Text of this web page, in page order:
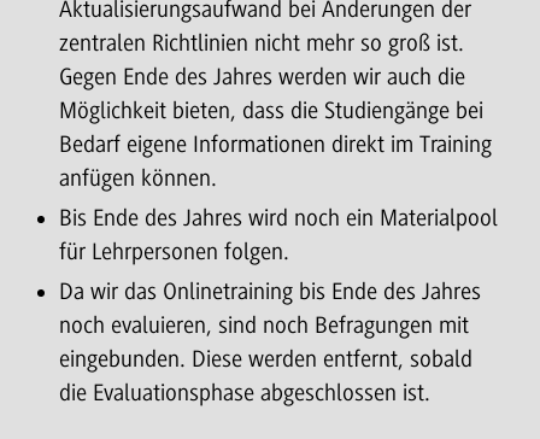
Aktualisierungsaufwand bei Änderungen der
zentralen Richtlinien nicht mehr so groß ist.
Gegen Ende des Jahres werden wir auch die
Möglichkeit bieten, dass die Studiengänge bei
Bedarf eigene Informationen direkt im Training
anfügen können.
Bis Ende des Jahres wird noch ein Materialpool
für Lehrpersonen folgen.
Da wir das Onlinetraining bis Ende des Jahres
noch evaluieren, sind noch Befragungen mit
eingebunden. Diese werden entfernt, sobald
die Evaluationsphase abgeschlossen ist.